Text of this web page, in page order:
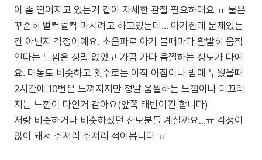
이 좀 떨어지고 있는거 같아 자세한 관찰 필요하대요 ㅠ 물은
꾸준히 벌컥벌컥 마시려고 하고있는데... 아기한테 문제있는
건 아닌지 걱정이예요. 초음파로 아기 볼때마다 활발히 움직
인다는 느낌은 정말 없었고 가끔 가다 움찔하는 정도가 다예
요. 태동도 비슷하고 횟수로는 아직 아침이나 밤에 누웠을때
2시간에 10번은 느껴지지만 정말 움찔하는 느낌이나 미끄러
지는 느낌이 다인거 같아요(앞쪽 태반이긴 합니다)
저랑 비슷하거나 비슷하셨던 산모분들 계실까요...ㅠ 걱정이
많이 돼서 주저리 주저리 적어봅니다 ㅠ